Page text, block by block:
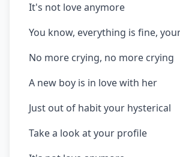
It's not love anymore
You know, everything is fine,
No more crying, no more crying
A new boy is in love with her
Just out of habit your hysterical
Take a look at your profile